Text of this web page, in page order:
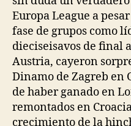
Europa League a
fase de grupos como
dieciseisavos de final
Austria, cayeron
Dinamo de Zagreb en
de haber ganado en
remontados en
crecimiento de la